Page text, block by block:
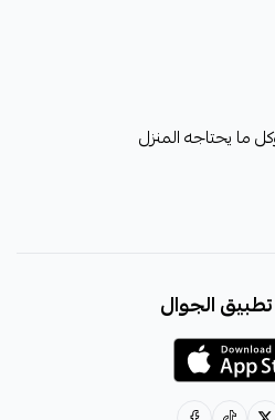
ما يحتاجه المنزل
الجوال